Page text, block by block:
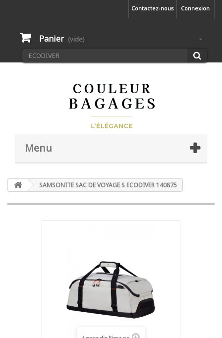
Connexion
Contactez-nous
Panier (vide)
Menu
SAMSONITE SAC DE VOYAGE S ECODIVER 140875